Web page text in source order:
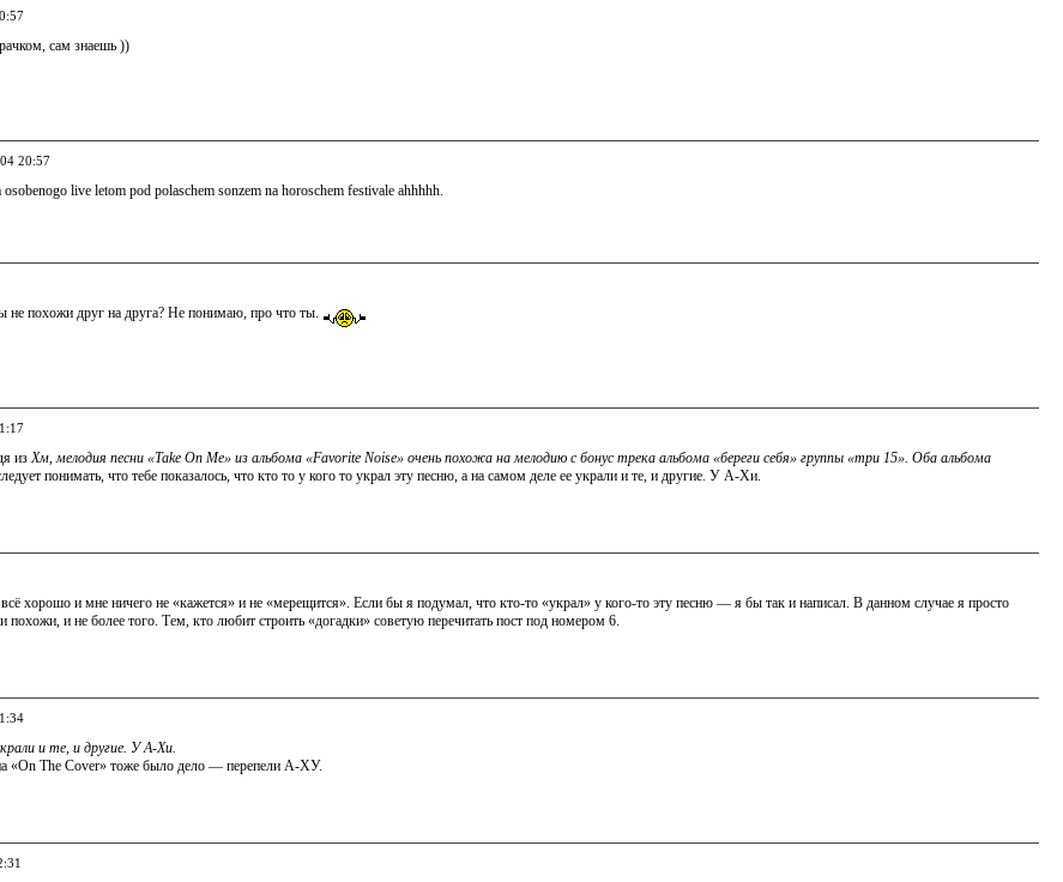
сам знаешь ))
20:57
live letom pod polaschem sonzem na horoschem festivale ahhhhh.
не похожи друг на друга? Не понимаю, про что ты.
изХм, мелодия песни «Take On Me» из альбома «Favorite Noise» очень похожа на мелодию с бонус трека альбома «береги себя» группы «три 15». Оба альбома
понимать, что тебе показалось, что кто то у кого то украл эту песню, а на самом деле ее украли и те, и другие. У А-Хи.
хорошо и мне ничего не «кажется» и не «мерещится». Если бы я подумал, что кто-то «украл» у кого-то эту песню — я бы так и написал. В данном случае я просто
похожи, и не более того. Тем, кто любит строить «догадки» советую перечитать пост под номером 6.
и те, и другие. У А-Хи.
«On The Cover» тоже было дело — перепели А-ХУ.